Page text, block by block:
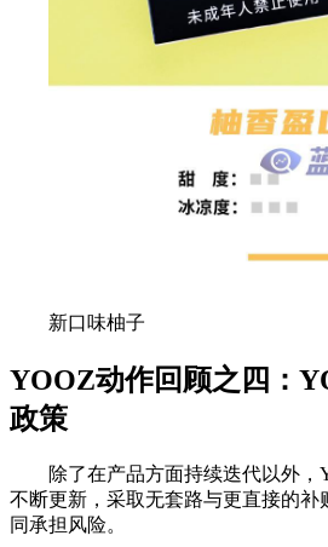
新口味柚子
YOOZ动作回顾之四：
政策
除了在产品方面持续迭代以外
不断更新，采取无套路与更直接的补
同承担风险。